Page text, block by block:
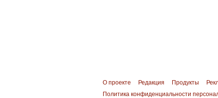
О проекте Редакция Продукты
Политика конфиденциальности